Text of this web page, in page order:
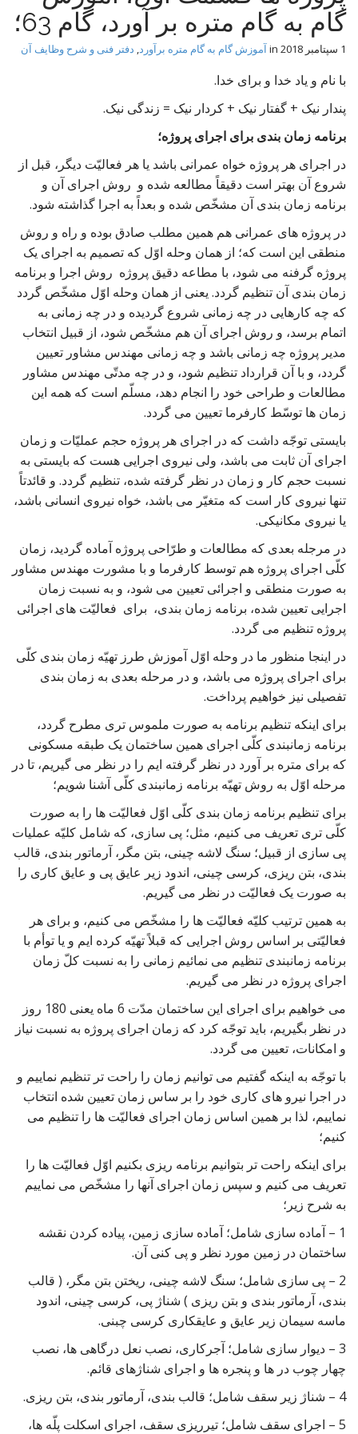
t
گام به گام متره بر آورد، گام 63؛
1 سپتامبر 2018 آموزش گام به گام متره برآورد, دفتر فنی و شرح وظایف آن
با نام و یاد خدا و برای خدا.
پندار نیک + گفتار نیک + کردار نیک = زندگی نیک.
برنامه زمان بندی برای اجرای پروژه؛
در اجرای هر پروژه خواه عمرانی باشد یا هر فعالیّت دیگر، قبل از
شروع آن بهتر است دقیقاً مطالعه شده و روش اجرای آن و
برنامه زمان بندی آن مشخّص شده و بعداً به اجرا گذاشته شود.
در پروژه های عمرانی هم همین مطلب صادق بوده و راه و روش
منطقی این است که؛ از همان وحله اوّل که تصمیم به اجرای یک
پروژه گرفنه می شود، با مطاعه دقیق پروژه روش اجرا و برنامه
زمان بندی آن تنظیم گردد. یعنی از همان وحله اوّل مشخّص گردد
که چه کارهایی در چه زمانی شروع گردیده و در چه زمانی به
اتمام برسد، و روش اجرای آن هم مشخّص شود، از قبیل انتخاب
مدیر پروژه چه زمانی باشد و چه زمانی مهندس مشاور تعیین
گردد، و با آن قرارداد تنظیم شود، و در چه مدتّی مهندس مشاور
مطالعات و طراحی خود را انجام دهد، مسلّم است که همه این
زمان ها توسّط کارفرما تعیین می گردد.
بایستی توجّه داشت که در اجرای هر پروژه حجم عملیّات و زمان
اجرای آن ثابت می باشد، ولی نیروی اجرایی هست که بایستی به
نسبت حجم کار و زمان در نظر گرفته شده، تنظیم گردد. و قائدتاً
تنها نیروی کار است که متغیّر می باشد، خواه نیروی انسانی باشد،
یا نیروی مکانیکی.
در مرجله بعدی که مطالعات و طرّاحی پروژه آماده گردید، زمان
کلّی اجرای پروژه هم توسط کارفرما و با مشورت مهندس مشاور
به صورت منطقی و اجرائی تعیین می شود، و به نسبت زمان
اجرایی تعیین شده، برنامه زمان بندی، برای فعالیّت های اجرائی
پروژه تنظیم می گردد.
در اینجا منظور ما در وحله اوّل آموزش طرز تهیّه زمان بندی کلّی
برای اجرای پروژه می باشد، و در مرحله بعدی به زمان بندی
تفصیلی نیز خواهیم پرداخت.
برای اینکه تنظیم برنامه به صورت ملموس تری مطرح گردد،
برنامه زمانبندی کلّی اجرای همین ساختمان یک طبقه مسکونی
که برای متره بر آورد در نظر گرفته ایم را در نظر می گیریم، تا در
مرحله اوّل به روش تهیّه برنامه زمانبندی کلّی آشنا شویم؛
برای تنظیم برنامه زمان بندی کلّی اوّل فعالیّت ها را به صورت
کلّی تری تعریف می کنیم، مثل؛ پی سازی، که شامل کلیّه عملیات
پی سازی از قبیل؛ سنگ لاشه چینی، بتن مگر، آرماتور بندی، قالب
بندی، بتن ریزی، کرسی چینی، اندود زیر عایق پی و عایق کاری را
به صورت یک فعالیّت در نظر می گیریم.
به همین ترتیب کلیّه فعالیّت ها را مشخّص می کنیم، و برای هر
فعالیّتی بر اساس روش اجرایی که قبلاً تهیّه کرده ایم و یا توأم با
برنامه زمانبندی تنظیم می نمائیم زمانی را به نسبت کلّ زمان
اجرای پروژه در نظر می گیریم.
می خواهیم برای اجرای این ساختمان مدّت 6 ماه یعنی 180 روز
در نظر بگیریم، باید توجّه کرد که زمان اجرای پروژه به نسبت نیاز
و امکانات، تعیین می گردد.
با توجّه به اینکه گفتیم می توانیم زمان را راحت تر تنظیم نماییم و
در اجرا نیرو های کاری خود را بر ساس زمان تعیین شده انتخاب
نماییم، لذا بر همین اساس زمان اجرای فعالیّت ها را تنظیم می
کنیم؛
برای اینکه راحت تر بتوانیم برنامه ریزی بکنیم اوّل فعالیّت ها را
تعریف می کنیم و سپس زمان اجرای آنها را مشخّص می نماییم
به شرح زیر؛
1 – آماده سازی شامل؛ آماده سازی زمین، پیاده کردن نقشه
ساختمان در زمین مورد نظر و پی کنی آن.
2 – پی سازی شامل؛ سنگ لاشه چینی، ریختن بتن مگر، ( قالب
بندی، آرماتور بندی و بتن ریزی ) شناژ پی، کرسی چینی، اندود
ماسه سیمان زیر عایق و عایقکاری کرسی چبنی.
3 – دیوار سازی شامل؛ آجرکاری، نصب نعل درگاهی ها، نصب
چهار چوب در ها و پنجره ها و اجرای شناژهای قائم.
4 – شناژ زیر سقف شامل؛ قالب بندی، آرماتور بندی، بتن ریزی.
5 – اجرای سقف شامل؛ تیرریزی سقف، اجرای اسکلت پلّه ها،